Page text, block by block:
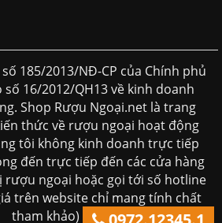
185/2013/NĐ-CP của Chính phủ
16/2012/QH13 về kinh doanh
Shop Rượu Ngoại.net là trang
thức về rượu ngoại hoạt động
tôi không kinh doanh trực tiếp
đến trực tiếp đến các cửa hàng
rượu ngoại hoặc gọi tới số hotline
trên website chỉ mang tính chất
tham khảo)